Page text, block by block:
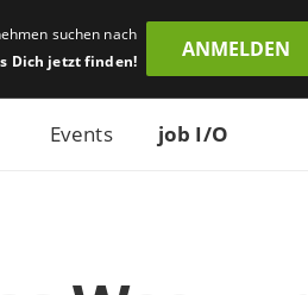
Events job I/O
suchen nach
Dich jetzt finden!
ANMELDEN